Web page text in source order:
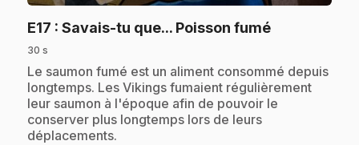
E17 : Savais-tu que... Poisson fumé.
30 s
.Le saumon fumé est un aliment consommé depuis
longtemps. Les Vikings fumaient régulièrement
leur saumon à l'époque afin de pouvoir le
conserver plus longtemps lors de leurs
déplacements.